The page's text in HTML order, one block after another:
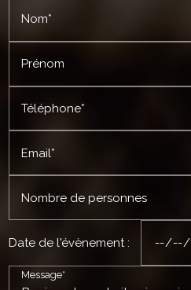
Nom*
Prénom
Téléphone*
Email*
Nombre de personnes
Date de l'évènement :
Message*